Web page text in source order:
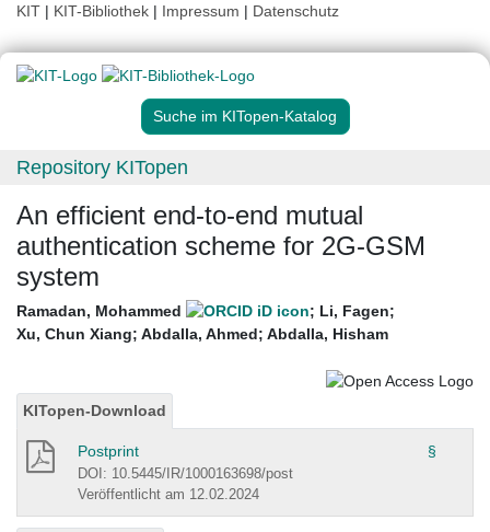
KIT | KIT-Bibliothek | Impressum | Datenschutz
Suche im KITopen-Katalog
Repository KITopen
An efficient end-to-end mutual
authentication scheme for 2G-GSM
system
Ramadan, Mohammed ; Li, Fagen;
Xu, Chun Xiang; Abdalla, Ahmed; Abdalla, Hisham
KITopen-Download
Postprint §
DOI: 10.5445/IR/1000163698/post
Veröffentlicht am 12.02.2024